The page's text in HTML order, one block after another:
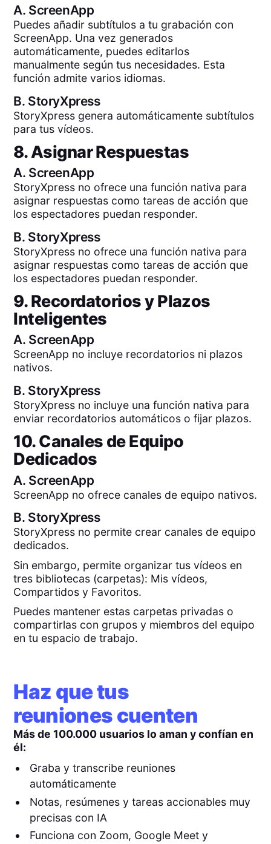
A. ScreenApp
Puedes añadir subtítulos a tu grabación con
ScreenApp. Una vez generados
automáticamente, puedes editarlos
manualmente según tus necesidades. Esta
función admite varios idiomas.
B. StoryXpress
StoryXpress genera automáticamente subtítulos
para tus vídeos.
8. Asignar Respuestas
A. ScreenApp
StoryXpress no ofrece una función nativa para
asignar respuestas como tareas de acción que
los espectadores puedan responder.
B. StoryXpress
StoryXpress no ofrece una función nativa para
asignar respuestas como tareas de acción que
los espectadores puedan responder.
9. Recordatorios y Plazos
Inteligentes
A. ScreenApp
ScreenApp no incluye recordatorios ni plazos
nativos.
B. StoryXpress
StoryXpress no incluye una función nativa para
enviar recordatorios automáticos o fijar plazos.
10. Canales de Equipo
Dedicados
A. ScreenApp
ScreenApp no ofrece canales de equipo nativos.
B. StoryXpress
StoryXpress no permite crear canales de equipo
dedicados.
Sin embargo, permite organizar tus vídeos en
tres bibliotecas (carpetas): Mis vídeos,
Compartidos y Favoritos.
Puedes mantener estas carpetas privadas o
compartirlas con grupos y miembros del equipo
en tu espacio de trabajo.
Haz que tus
reuniones cuenten
Más de 100.000 usuarios lo aman y confían en
él:
Graba y transcribe reuniones
automáticamente
Notas, resúmenes y tareas accionables muy
precisas con IA
Funciona con Zoom, Google Meet y